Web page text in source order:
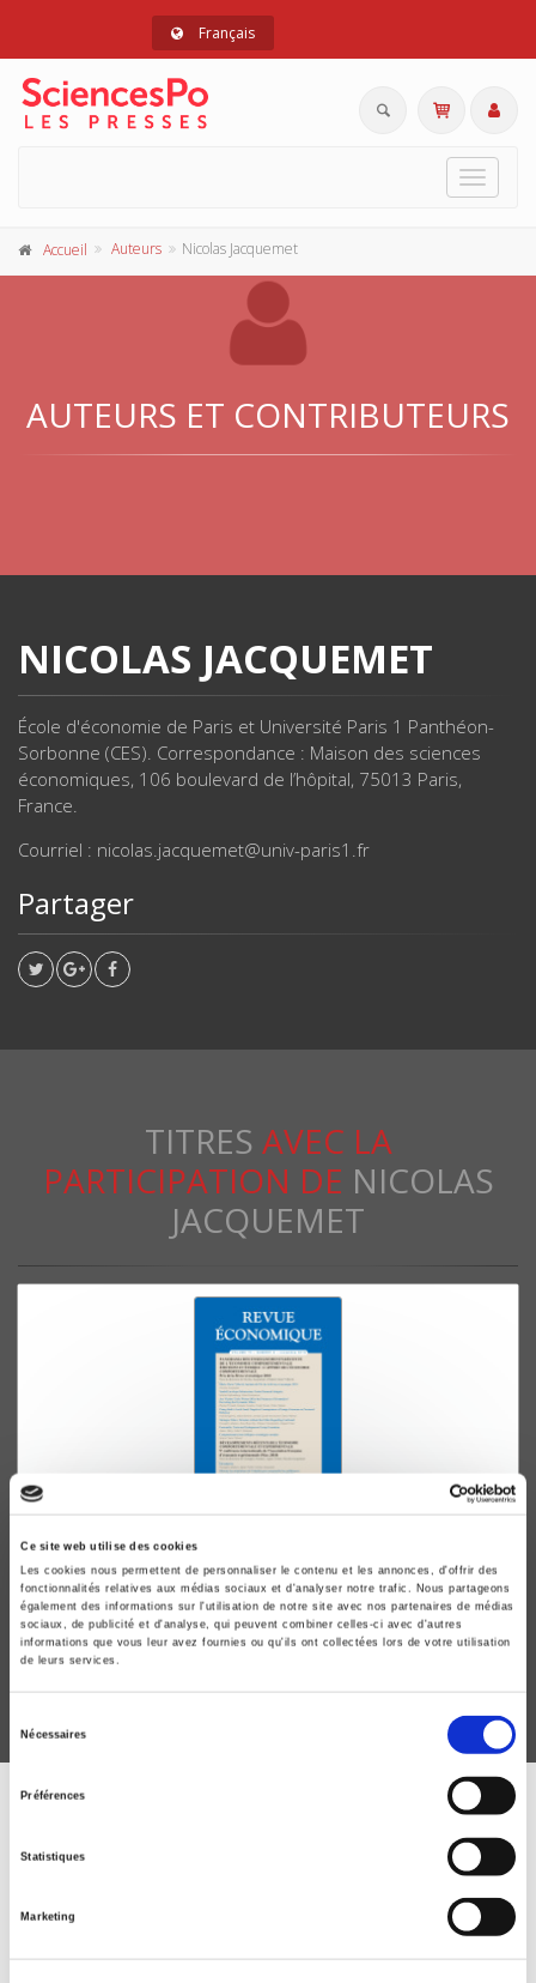
Ce site web utilise des cookies
Les cookies nous permettent de personnaliser le contenu et les annonces, d'offrir des
fonctionnalités relatives aux médias sociaux et d'analyser notre trafic. Nous partageons
également des informations sur l'utilisation de notre site avec nos partenaires de médias
sociaux, de publicité et d'analyse, qui peuvent combiner celles-ci avec d'autres
informations que vous leur avez fournies ou qu'ils ont collectées lors de votre utilisation
de leurs services.
Nécessaires
Préférences
Statistiques
Marketing
Français
Toggle
Accueil Auteurs Nicolas Jacquemet
AUTEURS ET CONTRIBUTEURS
NICOLAS JACQUEMET
École d'économie de Paris et Université Paris 1 Panthéon-
Sorbonne (CES). Correspondance : Maison des sciences
économiques, 106 boulevard de l’hôpital, 75013 Paris,
France.
Courriel : nicolas.jacquemet@univ-paris1.fr
Partager
TITRES AVEC LA
PARTICIPATION DE NICOLAS
JACQUEMET
Revue économique 70-6, novembre 2019
Panorama des enseignements récents de l'économie
comportementale
Giuseppe Attanasi, Agnès Festré